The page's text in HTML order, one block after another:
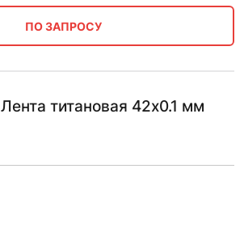
ПО ЗАПРОСУ
Лента титановая 42х0.1 мм